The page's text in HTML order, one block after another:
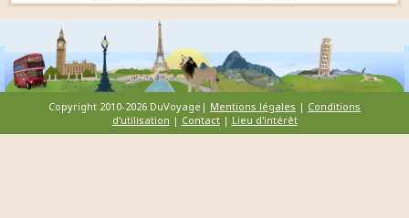
Copyright 2010-2026 DuVoyage| Mentions légales | Conditions
d'utilisation | Contact| Lieu d'intérêt